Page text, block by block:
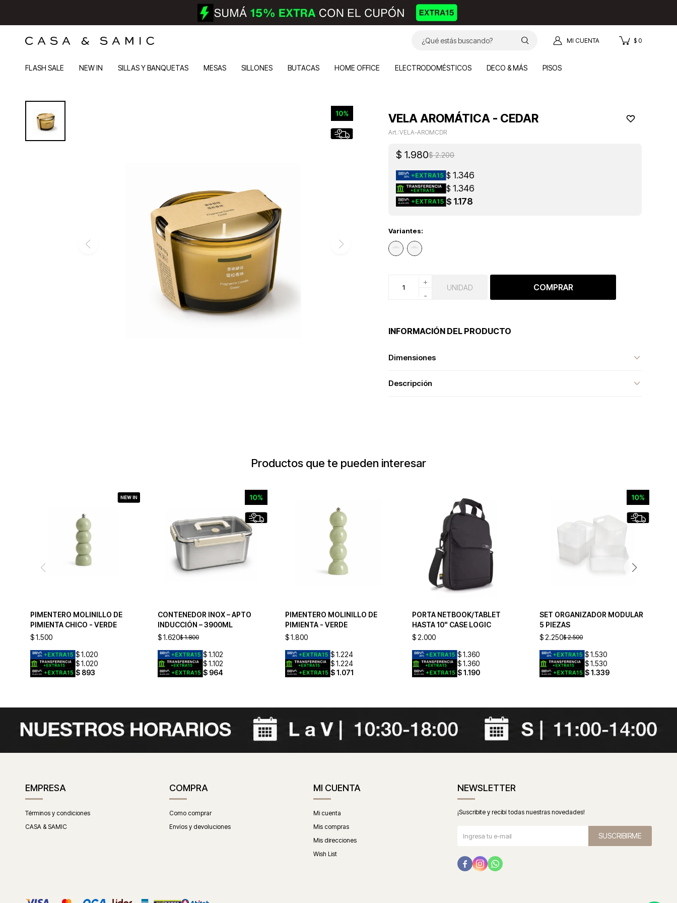
FLASH SALE NEW IN SILLAS Y BANQUETAS MESAS SILLONES BUTACAS HOME OFFICE ELECTRODOMÉSTICOS DECO & MÁS PISOS
$ 0
VELA AROMÁTICA - CEDAR
VELA-AROMCDR
$ 1.980$ 2.200
$ 1.346
$ 1.346
$ 1.178
Variantes:
+
-
UNIDAD COMPRAR
INFORMACIÓN DEL PRODUCTO
Dimensiones
Descripción
Productos que te pueden interesar
PIMENTERO MOLINILLO DE
PIMIENTA CHICO - VERDE
$1.500
$1.020
$1.020
$ 893
CONTENEDOR INOX – APTO
INDUCCIÓN – 3900ML
$1.620$ 1.800
$1.102
$1.102
$ 964
PIMENTERO MOLINILLO DE
PIMIENTA - VERDE
$ 1.800
$ 1.224
$ 1.224
$ 1.071
PORTA NETBOOK/TABLET
HASTA 10" CASE LOGIC
$ 2.000
$1.360
$1.360
$1.190
SET ORGANIZADOR MODULAR
5 PIEZAS
$ 2.250$ 2.500
$1.530
$1.530
$1.339
EMPRESA
Términos y condiciones
CASA & SAMIC
COMPRA
Como comprar
Envíos y devoluciones
MI CUENTA
Mi cuenta
Mis compras
Mis direcciones
Wish List
NEWSLETTER
¡Suscribite y recibí todas nuestras novedades!
SUSCRIBIRME
  